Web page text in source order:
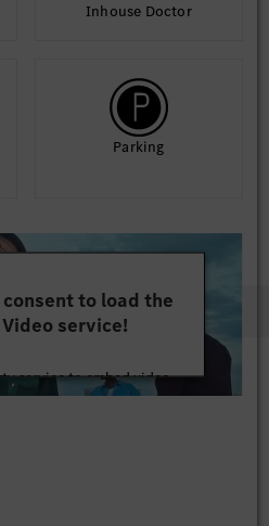
Inhouse Doctor
Parking
to load the
Video service!
service to embed video
data about your activity.